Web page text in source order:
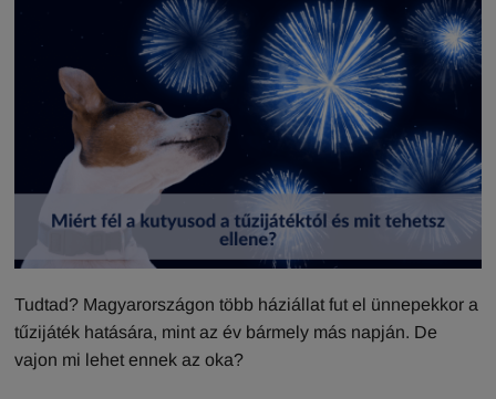
Tudtad? Magyarországon több háziállat fut el ünnepekkor a
tűzijáték hatására, mint az év bármely más napján. De
vajon mi lehet ennek az oka?